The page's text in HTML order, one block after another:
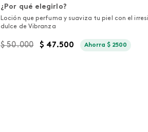
¿Por qué elegirlo?
Loción que perfuma y suaviza tu piel con el
dulce de Vibranza
$ 50.000 $ 47.500 Ahorra$ 2500